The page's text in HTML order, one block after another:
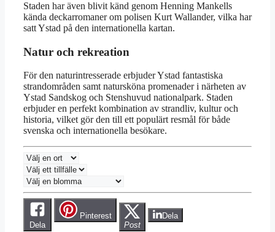
Staden har även blivit känd genom Henning Mankells
kända deckarromaner om polisen Kurt Wallander, vilka har
satt Ystad på den internationella kartan.
Natur och rekreation
För den naturintresserade erbjuder Ystad fantastiska
strandområden samt natursköna promenader i närheten av
Ystad Sandskog och Stenshuvud nationalpark. Staden
erbjuder en perfekt kombination av strandliv, kultur och
historia, vilket gör den till ett populärt resmål för både
svenska och internationella besökare.
Dela
Pinterest
Post
Dela